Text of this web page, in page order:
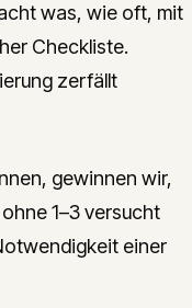
was, wie oft, mit
Checkliste.
zerfällt
gewinnen wir,
1–3 versucht
einer